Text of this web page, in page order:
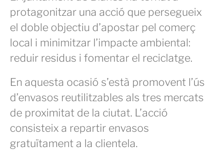
protagonitzar una acció que persegueix
el doble objectiu d’apostar pel comerç
local i minimitzar l’impacte ambiental:
reduir residus i fomentar el reciclatge.
En aquesta ocasió s’està promovent l’ús
d’envasos reutilitzables als tres mercats
de proximitat de la ciutat. L’acció
consisteix a repartir envasos
gratuïtament a la clientela.